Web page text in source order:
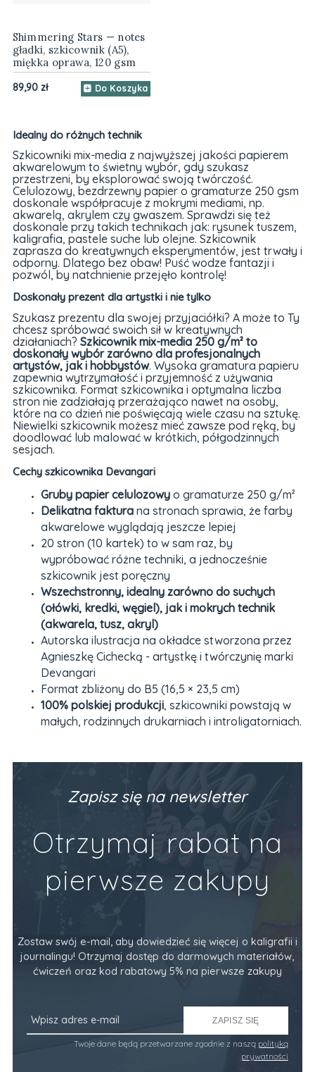
Shimmering Stars — notes
gładki, szkicownik (A5),
miękka oprawa, 120 gsm
89,90 zł Do Koszyka
Idealny do różnych technik
Szkicowniki mix-media z najwyższej jakości papierem
akwarelowym to świetny wybór, gdy szukasz
przestrzeni, by eksplorować swoją twórczość.
Celulozowy, bezdrzewny papier o gramaturze 250 gsm
doskonale współpracuje z mokrymi mediami, np.
akwarelą, akrylem czy gwaszem. Sprawdzi się też
doskonale przy takich technikach jak: rysunek tuszem,
kaligrafia, pastele suche lub olejne. Szkicownik
zaprasza do kreatywnych eksperymentów, jest trwały i
odporny. Dlatego bez obaw! Puść wodze fantazji i
pozwól, by natchnienie przejęło kontrolę!
Doskonały prezent dla artystki i nie tylko
Szukasz prezentu dla swojej przyjaciółki? A może to Ty
chcesz spróbować swoich sił w kreatywnych
działaniach? Szkicownik mix-media 250 g/m² to
doskonały wybór zarówno dla profesjonalnych
artystów, jak i hobbystów. Wysoka gramatura papieru
zapewnia wytrzymałość i przyjemność z używania
szkicownika. Format szkicownika i optymalna liczba
stron nie zadziałają przerażająco nawet na osoby,
które na co dzień nie poświęcają wiele czasu na sztukę.
Niewielki szkicownik możesz mieć zawsze pod ręką, by
doodlować lub malować w krótkich, półgodzinnych
sesjach.
Cechy szkicownika Devangari
Gruby papier celulozowyo gramaturze 250 g/m²
Delikatna fakturana stronach sprawia, że farby
akwarelowe wyglądają jeszcze lepiej
20 stron (10 kartek) to w sam raz, by
wypróbować różne techniki, a jednocześnie
szkicownik jest poręczny
Wszechstronny, idealny zarówno do suchych
(ołówki, kredki, węgiel), jak i mokrych technik
(akwarela, tusz, akryl)
Autorska ilustracja na okładce stworzona przez
Agnieszkę Cichecką - artystkę i twórczynię marki
Devangari
Format zbliżony do B5 (16,5 × 23,5 cm)
100% polskiej produkcji, szkicowniki powstają w
małych, rodzinnych drukarniach i introligatorniach.
Zapisz się na newsletter
Otrzymaj rabat na
pierwsze zakupy
Zostaw swój e-mail, aby dowiedzieć się więcej o kaligrafii i
journalingu! Otrzymaj dostęp do darmowych materiałów,
ćwiczeń oraz kod rabatowy 5% na pierwsze zakupy
ZAPISZ SIĘ
Twoje dane będą przetwarzane zgodnie z naszą polityką
prywatności